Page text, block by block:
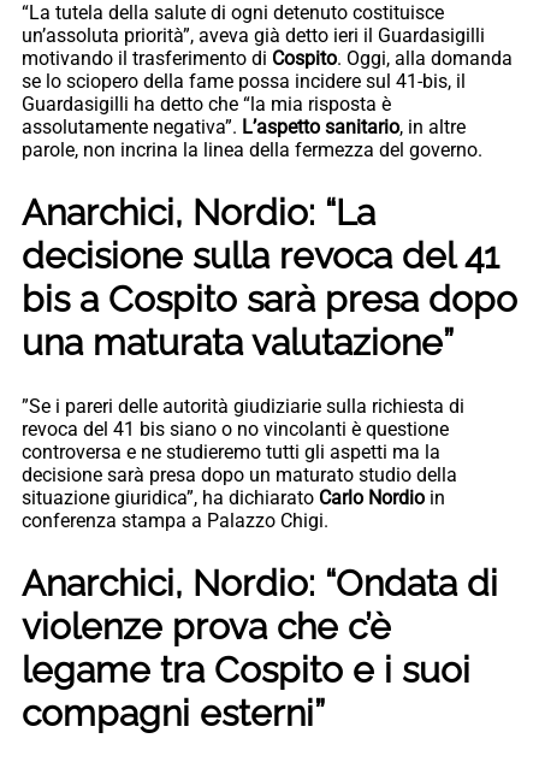
“La tutela della salute di ogni detenuto costituisce
un’assoluta priorità”, aveva già detto ieri il Guardasigilli
motivando il trasferimento di Cospito. Oggi, alla domanda
se lo sciopero della fame possa incidere sul 41-bis, il
Guardasigilli ha detto che “la mia risposta è
assolutamente negativa”. L’aspetto sanitario, in altre
parole, non incrina la linea della fermezza del governo.
Anarchici, Nordio: “La
decisione sulla revoca del 41
bis a Cospito sarà presa dopo
una maturata valutazione”
”Se i pareri delle autorità giudiziarie sulla richiesta di
revoca del 41 bis siano o no vincolanti è questione
controversa e ne studieremo tutti gli aspetti ma la
decisione sarà presa dopo un maturato studio della
situazione giuridica”, ha dichiarato Carlo Nordio in
conferenza stampa a Palazzo Chigi.
Anarchici, Nordio: “Ondata di
violenze prova che c’è
legame tra Cospito e i suoi
compagni esterni”